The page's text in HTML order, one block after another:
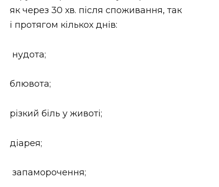
як через 30 хв. після споживання, так
і протягом кількох днів:
нудота;
блювота;
різкий біль у животі;
діарея;
запаморочення;